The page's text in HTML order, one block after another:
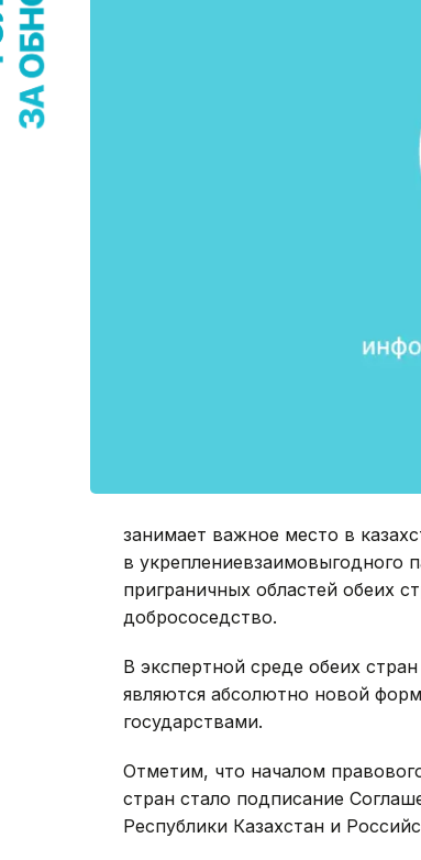
занимает важное место в
в укреплениевзаимовыгодного
приграничных областей обеих
добрососедство.
В экспертной среде обеих
являются абсолютно новой
государствами.
Отметим, что началом
стран стало подписание
Республики Казахстан и